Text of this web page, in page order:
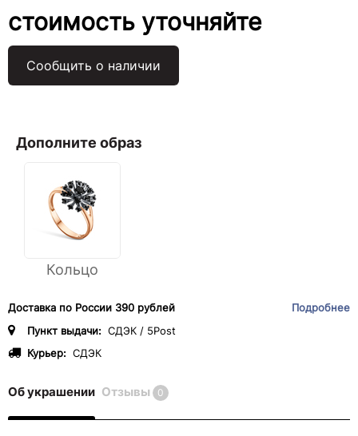
стоимость уточняйте
Сообщить о наличии
Дополните образ
Кольцо
Доставка по России 390 рублей
Подробнее
Пункт выдачи: СДЭК / 5Post
Курьер: СДЭК
Об украшении Отзывы 0